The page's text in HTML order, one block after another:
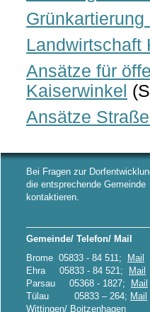
Grünkartierung
Landwirtschaft
Ansätze für
Kaiserwinkel
Ansätze
Bei Fragen zur
die entsprechende Gemeinde
kontaktieren.
Gemeinde/ Telefon/ Mail
Brome 05833 - 84 511;
Mail
Ehra 05833 - 84 521;
Mail
Parsau 05368 - 1827;
Mail
Tülau 05833 – 264; Mail
Wittingen/ Boitzenhagen